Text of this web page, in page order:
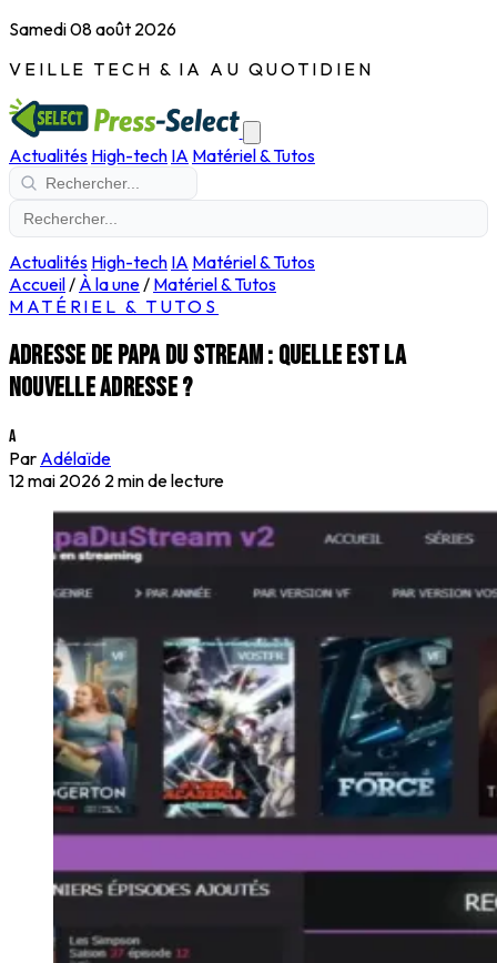
Samedi 08 août 2026
VEILLE TECH & IA AU QUOTIDIEN
Actualités High-tech IA Matériel & Tutos
Actualités High-tech IA Matériel & Tutos
Accueil/ À la une/ Matériel & Tutos
MATÉRIEL & TUTOS
Adresse de Papa du Stream : quelle est la
nouvelle adresse ?
A
Par Adélaïde
12 mai 2026 2 min de lecture